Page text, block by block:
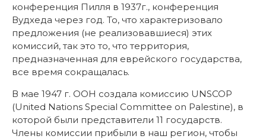
конференция Пилля в 1937г., конференция
Вудхеда через год. То, что характеризовало
предложения (не реализовавшиеся) этих
комиссий, так это то, что территория,
предназначенная для еврейского государства,
все время сокращалась.
В мае 1947 г. ООН создала комиссию UNSCOP
(United Nations Special Committee on Palestine), в
которой были представители 11 государств.
Члены комиссии прибыли в наш регион, чтобы